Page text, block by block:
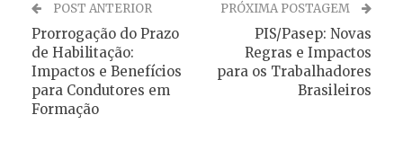
POST ANTERIOR
Prorrogação do Prazo
de Habilitação:
Impactos e Benefícios
para Condutores em
Formação
PRÓXIMA POSTAGEM
PIS/Pasep: Novas
Regras e Impactos
para os Trabalhadores
Brasileiros